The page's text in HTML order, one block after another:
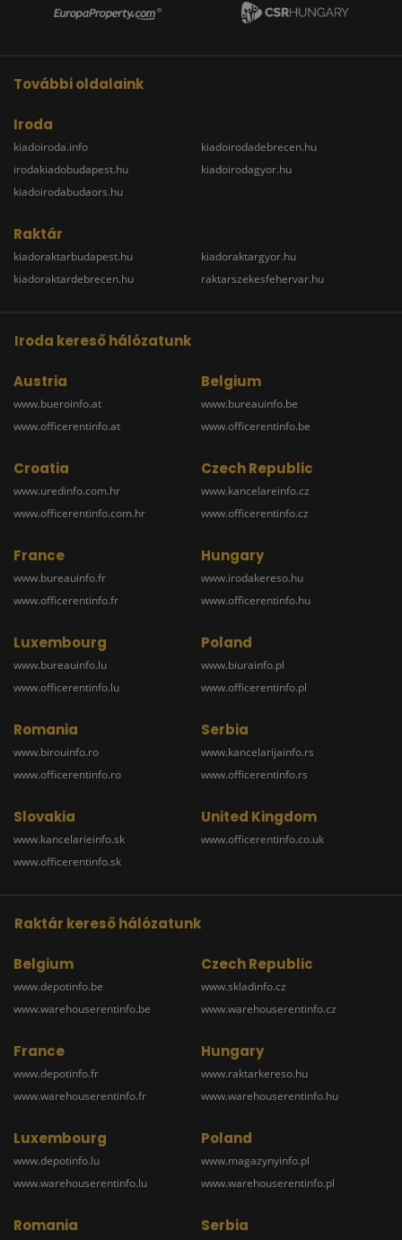
További oldalaink
Iroda
kiadoiroda.info
irodakiadobudapest.hu
kiadoirodabudaors.hu
kiadoirodadebrecen.hu
kiadoirodagyor.hu
Raktár
kiadoraktarbudapest.hu
kiadoraktardebrecen.hu
kiadoraktargyor.hu
raktarszekesfehervar.hu
Iroda kereső hálózatunk
Austria
www.bueroinfo.at
www.officerentinfo.at
Belgium
www.bureauinfo.be
www.officerentinfo.be
Croatia
www.uredinfo.com.hr
www.officerentinfo.com.hr
Czech Republic
www.kancelareinfo.cz
www.officerentinfo.cz
France
www.bureauinfo.fr
www.officerentinfo.fr
Hungary
www.irodakereso.hu
www.officerentinfo.hu
Luxembourg
www.bureauinfo.lu
www.officerentinfo.lu
Poland
www.biurainfo.pl
www.officerentinfo.pl
Romania
www.birouinfo.ro
www.officerentinfo.ro
Serbia
www.kancelarijainfo.rs
www.officerentinfo.rs
Slovakia
www.kancelarieinfo.sk
www.officerentinfo.sk
United Kingdom
www.officerentinfo.co.uk
Raktár kereső hálózatunk
Belgium
www.depotinfo.be
www.warehouserentinfo.be
Czech Republic
www.skladinfo.cz
www.warehouserentinfo.cz
France
www.depotinfo.fr
www.warehouserentinfo.fr
Hungary
www.raktarkereso.hu
www.warehouserentinfo.hu
Luxembourg
www.depotinfo.lu
www.warehouserentinfo.lu
Poland
www.magazynyinfo.pl
www.warehouserentinfo.pl
Romania Serbia